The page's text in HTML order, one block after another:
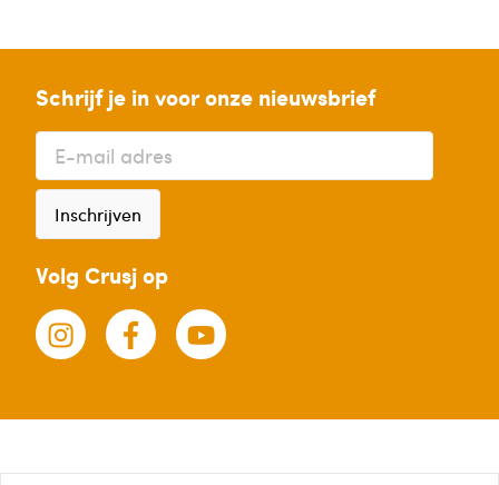
Schrijf je in voor onze nieuwsbrief
Inschrijven
Volg Crusj op